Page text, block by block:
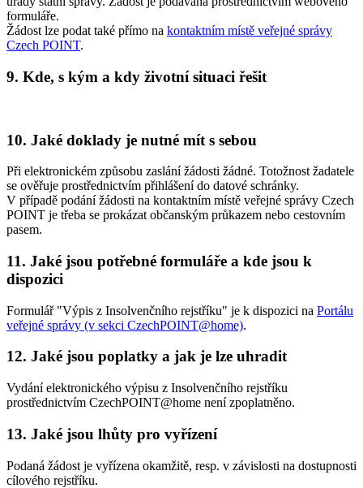
formuláře.
Žádost lze podat také přímo na kontaktním místě veřejné správy
Czech POINT.
9. Kde, s kým a kdy životní situaci řešit
10. Jaké doklady je nutné mít s sebou
Při elektronickém způsobu zaslání žádosti žádné. Totožnost žadatele
se ověřuje prostřednictvím přihlášení do datové schránky.
V případě podání žádosti na kontaktním místě veřejné správy Czech
POINT je třeba se prokázat občanským průkazem nebo cestovním
pasem.
11. Jaké jsou potřebné formuláře a kde jsou k
dispozici
Formulář "Výpis z Insolvenčního rejstříku" je k dispozici na Portálu
veřejné správy (v sekci CzechPOINT@home).
12. Jaké jsou poplatky a jak je lze uhradit
Vydání elektronického výpisu z Insolvenčního rejstříku
prostřednictvím CzechPOINT@home není zpoplatněno.
13. Jaké jsou lhůty pro vyřízení
Podaná žádost je vyřízena okamžitě, resp. v závislosti na dostupnosti
cílového rejstříku.